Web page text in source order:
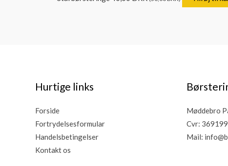
Hurtige links
Forside
Fortrydelsesformular
Handelsbetingelser
Kontakt os
Møddebro
Cvr:
Mail: